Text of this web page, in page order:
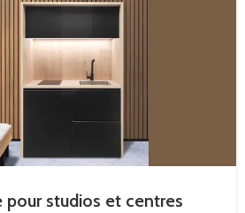
studios et centres